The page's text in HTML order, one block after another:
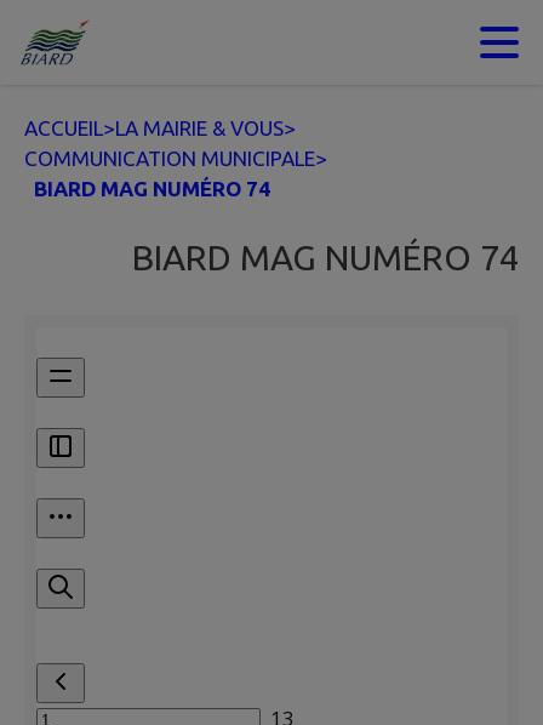
Contenu
ACCUEIL>LA MAIRIE & VOUS>
COMMUNICATION MUNICIPALE>
BIARD MAG NUMÉRO 74
BIARD MAG NUMÉRO 74